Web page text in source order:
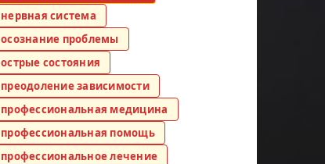
нервная система
осознание проблемы
острые состояния
преодоление зависимости
профессиональная медицина
профессиональная помощь
профессиональное лечение